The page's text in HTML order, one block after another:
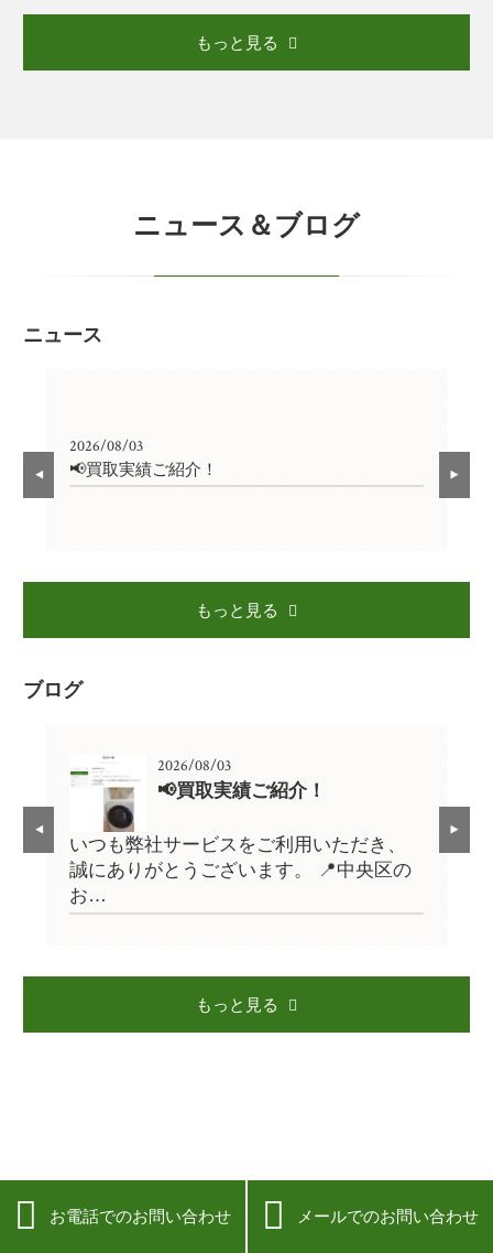
もっと見る
ニュース＆ブログ
ニュース
2026/08/03
📢買取実績ご紹介！
もっと見る
ブログ
2026/08/03
📢買取実績ご紹介！
いつも弊社サービスをご利用いただき、
誠にありがとうございます。 📍中央区の
お…
もっと見る
 お電話でのお問い合わせ  メールでのお問い合わせ